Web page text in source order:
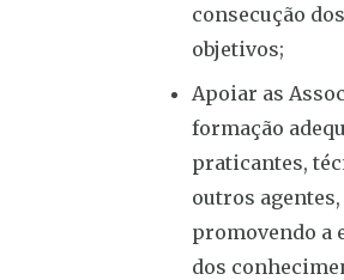
consecução
objetivos;
Apoiar as
formação
praticantes,
outros agentes,
promovendo a
dos